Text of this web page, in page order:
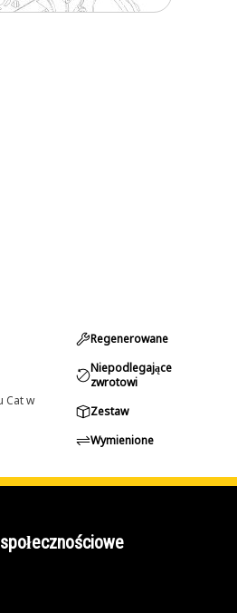
Cat w
Regenerowane
Niepodlegające
zwrotowi
Zestaw
Wymienione